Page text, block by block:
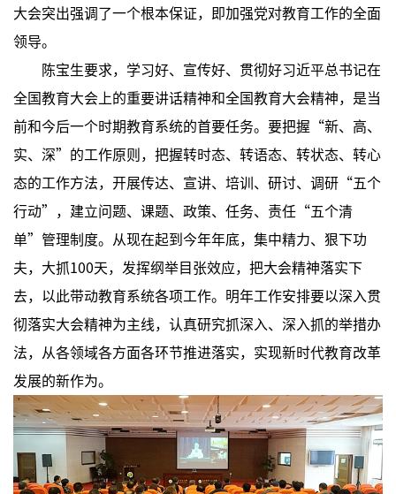
大会突出强调了一个根本保证，即加强党对教育工作的全面
领导。
陈宝生要求，学习好、宣传好、贯彻好习近平总书记在
全国教育大会上的重要讲话精神和全国教育大会精神，是当
前和今后一个时期教育系统的首要任务。要把握“新、高、
实、深”的工作原则，把握转时态、转语态、转状态、转心
态的工作方法，开展传达、宣讲、培训、研讨、调研“五个
行动”，建立问题、课题、政策、任务、责任“五个清
单”管理制度。从现在起到今年年底，集中精力、狠下功
夫，大抓100天，发挥纲举目张效应，把大会精神落实下
去，以此带动教育系统各项工作。明年工作安排要以深入贯
彻落实大会精神为主线，认真研究抓深入、深入抓的举措办
法，从各领域各方面各环节推进落实，实现新时代教育改革
发展的新作为。